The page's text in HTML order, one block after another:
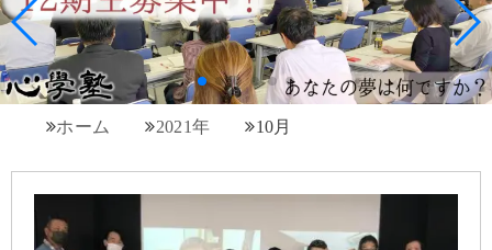
ホーム 2021年 10月